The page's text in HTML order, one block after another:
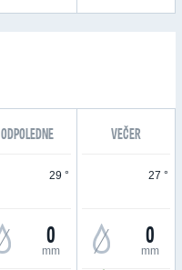
ODPOLEDNE VEČER
29 °
0
mm
27 °
0
mm